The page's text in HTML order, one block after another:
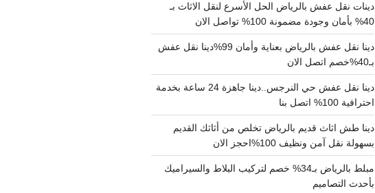
دينات نقل عفش بالرياض الحل الأسرع لنقل الاثاث بـ
40% بأمان وجودة مضمونة 100% تواصل الان
دينا نقل عفش بالرياض بعناية وأمان 99%دينا نقل عفش
بـ40%خصم اتصل الان
دينا نقل عفش حي النرجس..دينا جاهزة 24 ساعة بخدمة
احترافية 100% اتصل بنا
دينا طش اثاث قديم بالرياض تخلص من أثاثك القديم
بسهولة نقل آمن ونظيف 100%احجز الان
مبلط بالرياض بـ34% خصم لتركيب البلاط والسيراميك
بأحدث التصاميم